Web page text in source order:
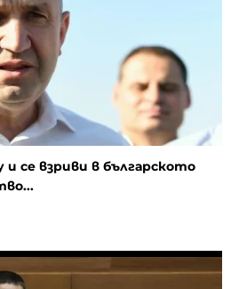
се взриви в българското